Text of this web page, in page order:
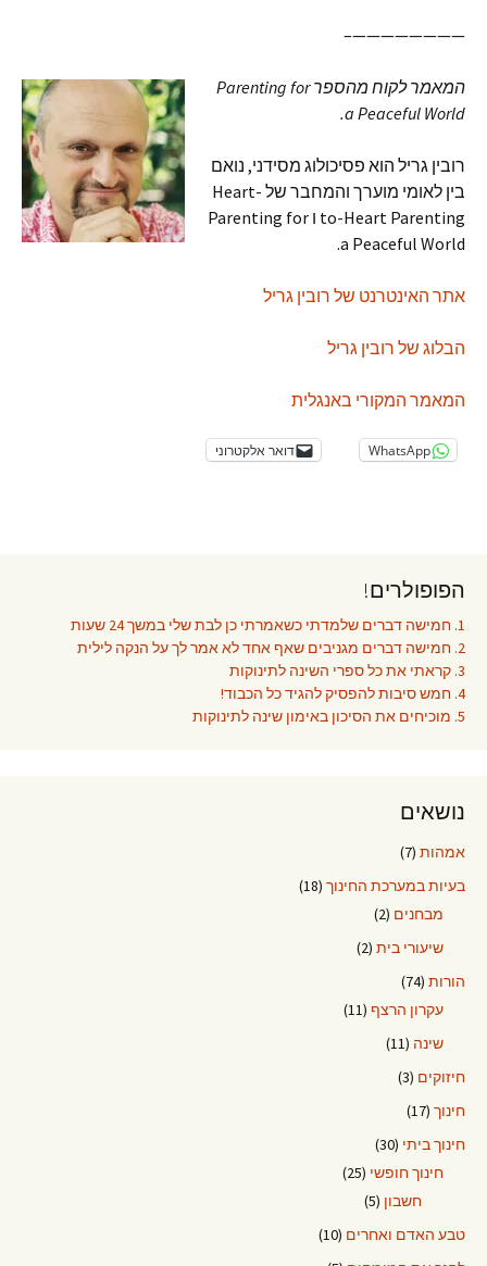
————————–
המאמר לקוח מהספר Parenting for
a Peaceful World.
רובין גריל הוא פסיכולוג מסידני, נואם
בין לאומי מוערך והמחבר של Heart-
to-Heart Parenting ו Parenting for
a Peaceful World.
אתר האינטרנט של רובין גריל
הבלוג של רובין גריל
המאמר המקורי באנגלית
WhatsApp דואר אלקטרוני
הפופולרים!
1. חמישה דברים שלמדתי כשאמרתי כן לבת שלי במשך 24 שעות
2. חמישה דברים מגניבים שאף אחד לא אמר לך על הנקה לילית
3. קראתי את כל ספרי השינה לתינוקות
4. חמש סיבות להפסיק להגיד כל הכבוד!
5. מוכיחים את הסיכון באימון שינה לתינוקות
נושאים
אמהות (7)
בעיות במערכת החינוך (18)
מבחנים (2)
שיעורי בית (2)
הורות (74)
עקרון הרצף (11)
שינה (11)
חיזוקים (3)
חינוך (17)
חינוך ביתי (30)
חינוך חופשי (25)
חשבון (5)
טבע האדם ואחרים (10)